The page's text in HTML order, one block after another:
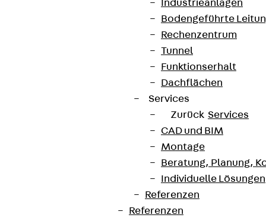
Industrieanlagen
Bodengeführte
Rechenzentrum
Tunnel
Funktionserhalt
Dachflächen
Services
Zurück Services
CAD und BIM
Montage
Beratung, Planung,
Individuelle Lösungen
Referenzen
Referenzen